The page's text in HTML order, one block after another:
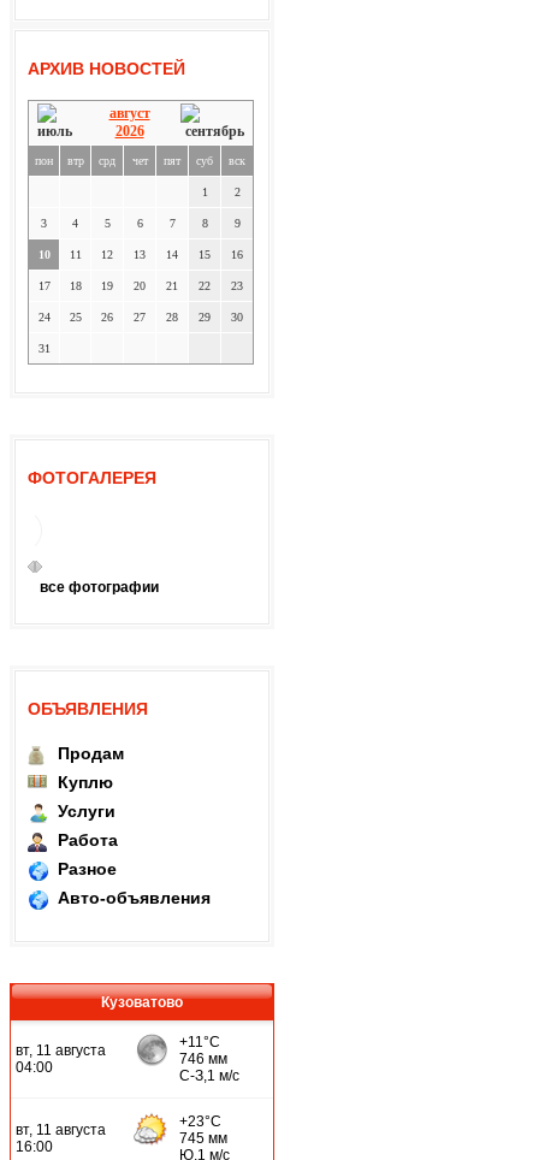
АРХИВ НОВОСТЕЙ
август
2026
пон втр срд чет пят суб вск
1 2
3 4 5 6 7 8 9
10 11 12 13 14 15 16
17 18 19 20 21 22 23
24 25 26 27 28 29 30
31
ФОТОГАЛЕРЕЯ
все фотографии
ОБЪЯВЛЕНИЯ
Продам
Куплю
Услуги
Работа
Разное
Авто-объявления
Кузоватово